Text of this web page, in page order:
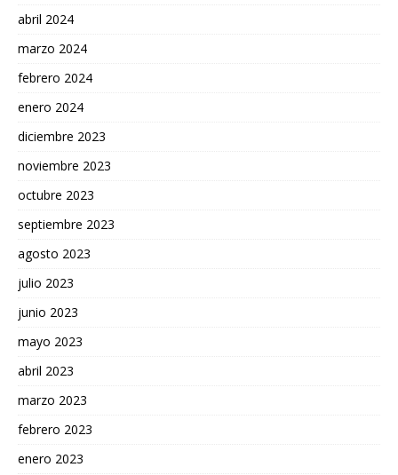
abril 2024
marzo 2024
febrero 2024
enero 2024
diciembre 2023
noviembre 2023
octubre 2023
septiembre 2023
agosto 2023
julio 2023
junio 2023
mayo 2023
abril 2023
marzo 2023
febrero 2023
enero 2023